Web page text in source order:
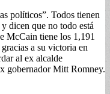
políticos”. Todos tienen
dicen que no todo está
McCain tiene los 1,191
a su victoria en
al ex alcalde
gobernador Mitt Romney.